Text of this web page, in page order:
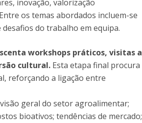
inovação, valorização
os temas abordados incluem-se
do trabalho em equipa.
workshops práticos, visitas a
cultural. Esta etapa final procura
reforçando a ligação entre
geral do setor agroalimentar;
bioativos; tendências de mercado;